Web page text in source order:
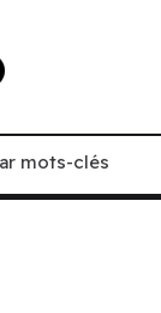
mots-clés
mots-clés